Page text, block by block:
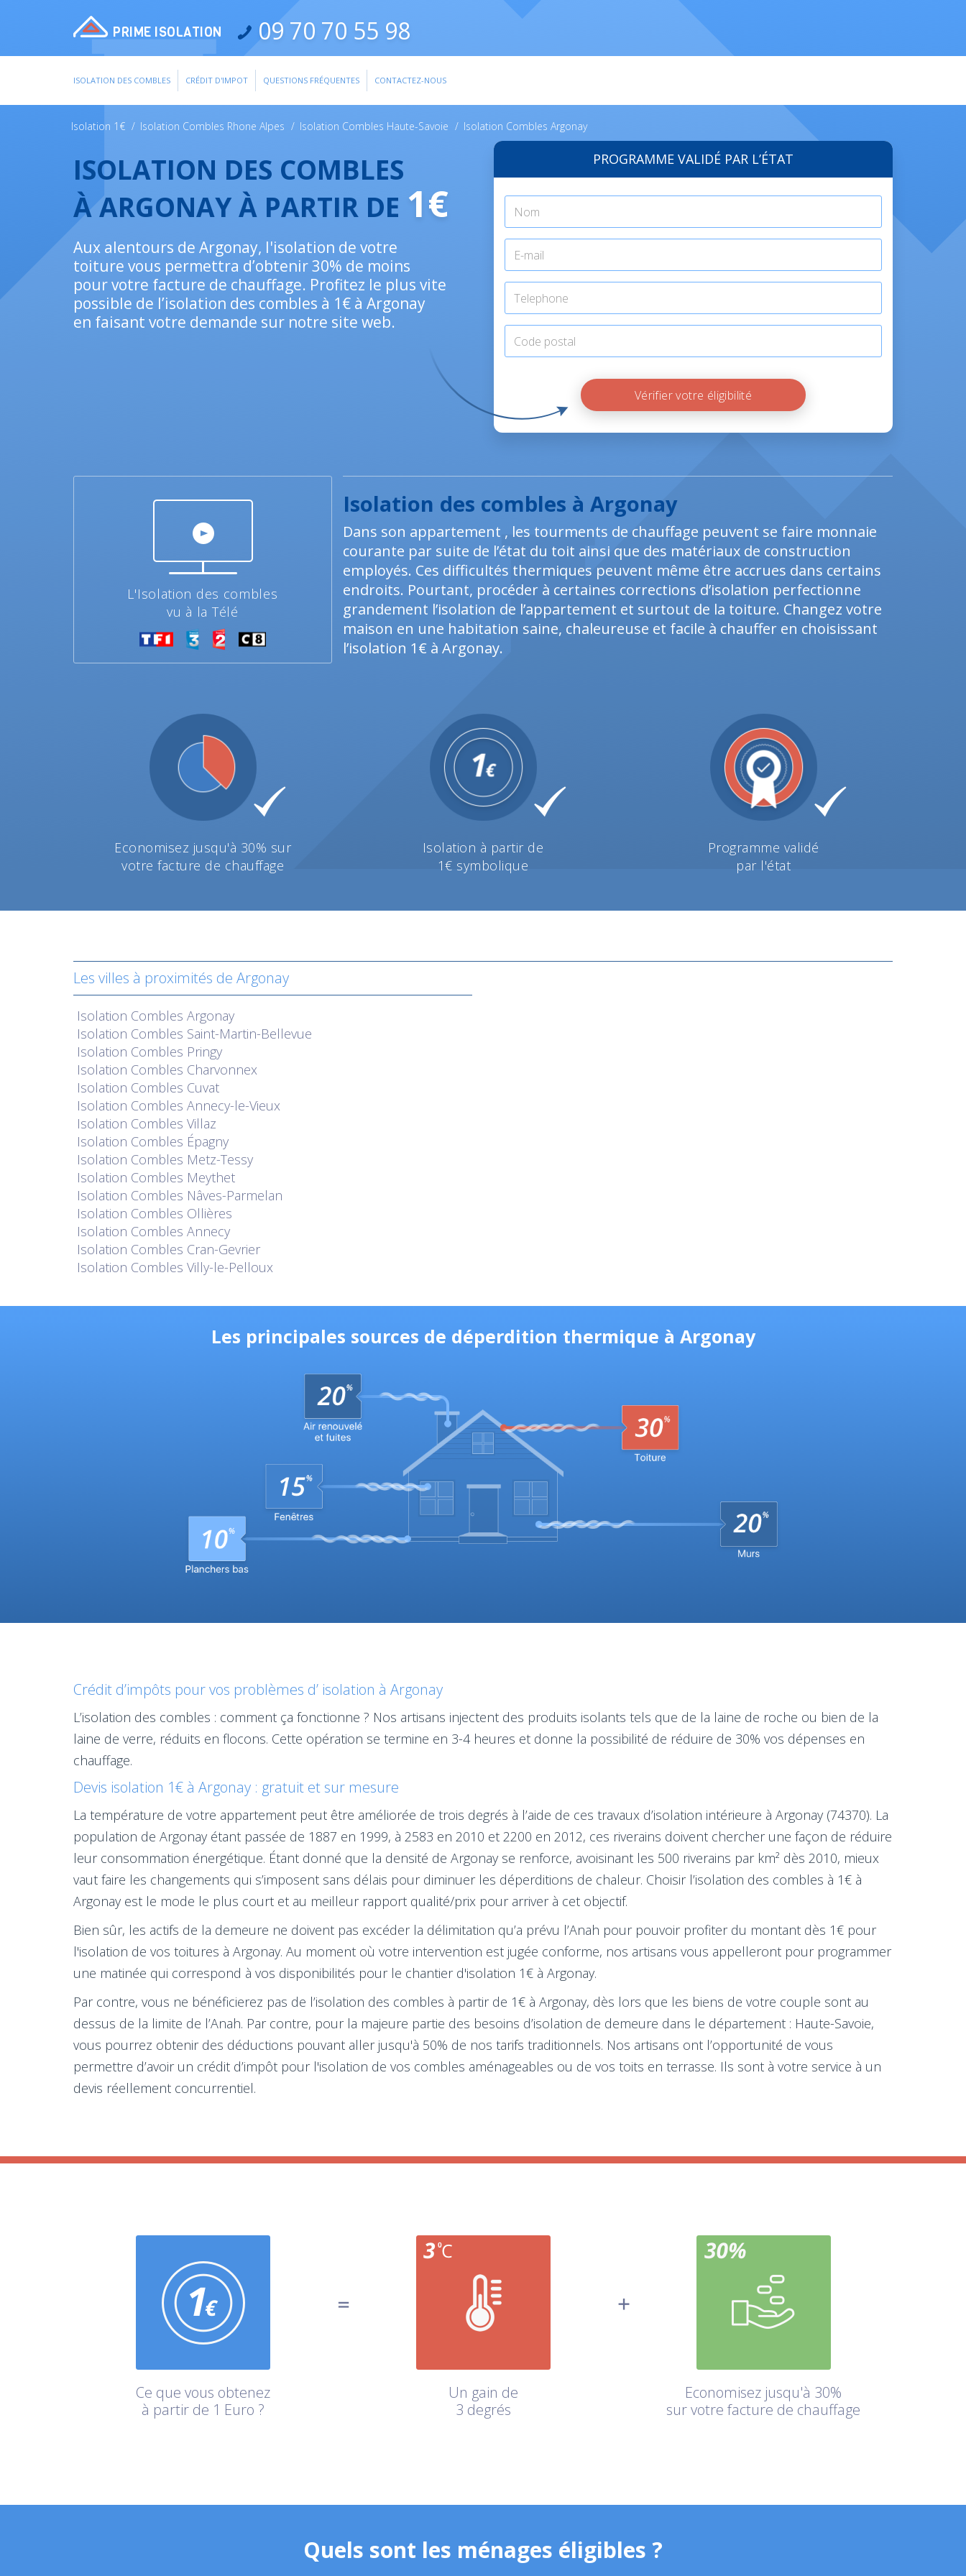
PRIME ISOLATION 09 70 70 55 98
ISOLATION DES COMBLES CRÉDIT D'IMPOT QUESTIONS FRÉQUENTES CONTACTEZ-NOUS
Isolation 1€ / Isolation Combles Rhone Alpes / Isolation Combles Haute-Savoie / Isolation Combles Argonay
ISOLATION DES COMBLES
À ARGONAY À PARTIR DE 1€
Aux alentours de Argonay, l'isolation de votre
toiture vous permettra d’obtenir 30% de moins
pour votre facture de chauffage. Profitez le plus vite
possible de l’isolation des combles à 1€ à Argonay
en faisant votre demande sur notre site web.
PROGRAMME VALIDÉ PAR L’ÉTAT
Vérifier votre éligibilité
L'Isolation des combles
vu à la Télé
Isolation des combles à Argonay
Dans son appartement , les tourments de chauffage peuvent se faire monnaie
courante par suite de l’état du toit ainsi que des matériaux de construction
employés. Ces difficultés thermiques peuvent même être accrues dans certains
endroits. Pourtant, procéder à certaines corrections d’isolation perfectionne
grandement l’isolation de l’appartement et surtout de la toiture. Changez votre
maison en une habitation saine, chaleureuse et facile à chauffer en choisissant
l’isolation 1€ à Argonay.
Economisez jusqu'à 30% sur
votre facture de chauffage
Isolation à partir de
1€ symbolique
Programme validé
par l'état
Les villes à proximités de Argonay
Isolation Combles Argonay
Isolation Combles Saint-Martin-Bellevue
Isolation Combles Pringy
Isolation Combles Charvonnex
Isolation Combles Cuvat
Isolation Combles Annecy-le-Vieux
Isolation Combles Villaz
Isolation Combles Épagny
Isolation Combles Metz-Tessy
Isolation Combles Meythet
Isolation Combles Nâves-Parmelan
Isolation Combles Ollières
Isolation Combles Annecy
Isolation Combles Cran-Gevrier
Isolation Combles Villy-le-Pelloux
Les principales sources de déperdition thermique à Argonay
Crédit d’impôts pour vos problèmes d’ isolation à Argonay
L’isolation des combles : comment ça fonctionne ? Nos artisans injectent des produits isolants tels que de la laine de roche ou bien de la
laine de verre, réduits en flocons. Cette opération se termine en 3-4 heures et donne la possibilité de réduire de 30% vos dépenses en
chauffage.
Devis isolation 1€ à Argonay : gratuit et sur mesure
La température de votre appartement peut être améliorée de trois degrés à l’aide de ces travaux d’isolation intérieure à Argonay (74370). La
population de Argonay étant passée de 1887 en 1999, à 2583 en 2010 et 2200 en 2012, ces riverains doivent chercher une façon de réduire
leur consommation énergétique. Étant donné que la densité de Argonay se renforce, avoisinant les 500 riverains par km² dès 2010, mieux
vaut faire les changements qui s’imposent sans délais pour diminuer les déperditions de chaleur. Choisir l’isolation des combles à 1€ à
Argonay est le mode le plus court et au meilleur rapport qualité/prix pour arriver à cet objectif.
Bien sûr, les actifs de la demeure ne doivent pas excéder la délimitation qu’a prévu l’Anah pour pouvoir profiter du montant dès 1€ pour
l'isolation de vos toitures à Argonay. Au moment où votre intervention est jugée conforme, nos artisans vous appelleront pour programmer
une matinée qui correspond à vos disponibilités pour le chantier d'isolation 1€ à Argonay.
Par contre, vous ne bénéficierez pas de l’isolation des combles à partir de 1€ à Argonay, dès lors que les biens de votre couple sont au
dessus de la limite de l’Anah. Par contre, pour la majeure partie des besoins d’isolation de demeure dans le département : Haute-Savoie,
vous pourrez obtenir des déductions pouvant aller jusqu'à 50% de nos tarifs traditionnels. Nos artisans ont l’opportunité de vous
permettre d’avoir un crédit d’impôt pour l'isolation de vos combles aménageables ou de vos toits en terrasse. Ils sont à votre service à un
devis réellement concurrentiel.
Ce que vous obtenez
à partir de 1 Euro ?
Un gain de
3 degrés
Economisez jusqu'à 30%
sur votre facture de chauffage
Quels sont les ménages éligibles ?